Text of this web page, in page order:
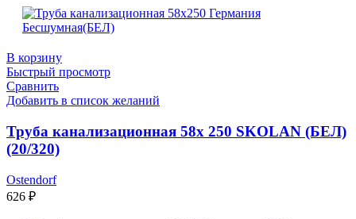
В корзину
Быстрый просмотр
Сравнить
Добавить в список желаний
Труба канализационная 58х 250 SKOLAN (БЕЛ)
(20/320)
Ostendorf
626 ₽